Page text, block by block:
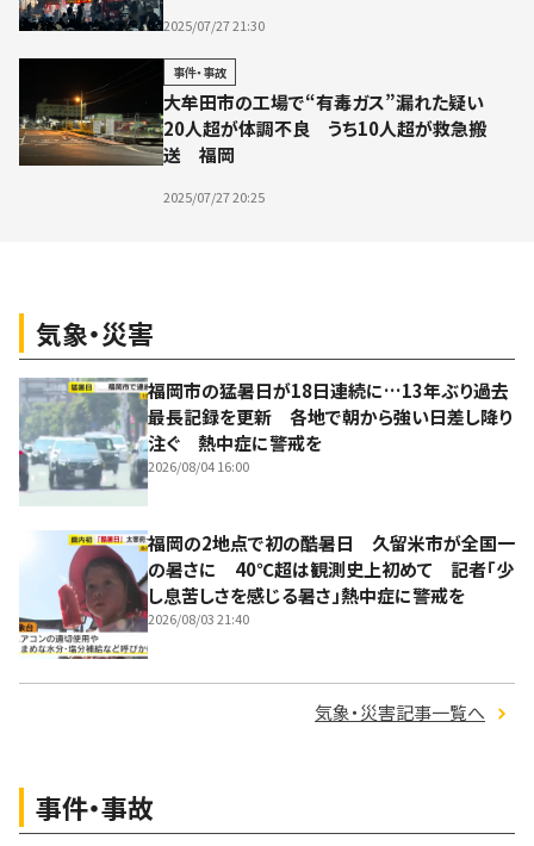
2025/07/27 21:30
事件・事故
大牟田市の工場で“有毒ガス”漏れた疑い
20人超が体調不良 うち10人超が救急搬
送 福岡
2025/07/27 20:25
気象・災害
福岡市の猛暑日が18日連続に…13年ぶり過去
最長記録を更新 各地で朝から強い日差し降り
注ぐ 熱中症に警戒を
2026/08/04 16:00
福岡の2地点で初の酷暑日 久留米市が全国一
の暑さに 40℃超は観測史上初めて 記者「少
し息苦しさを感じる暑さ」熱中症に警戒を
2026/08/03 21:40
気象・災害記事一覧へ
事件・事故